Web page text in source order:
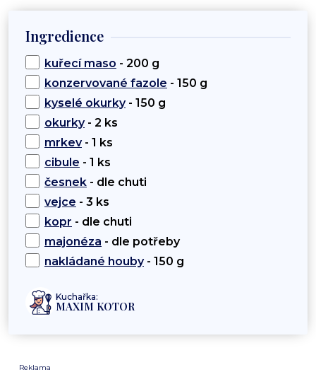
Ingredience
kuřecí maso - 200 g
konzervované fazole - 150 g
kyselé okurky- 150 g
okurky- 2 ks
mrkev- 1 ks
cibule - 1 ks
česnek - dle chuti
vejce - 3 ks
kopr - dle chuti
majonéza - dle potřeby
nakládané houby- 150 g
Kuchařka:
MAXIM KOTOR
Reklama